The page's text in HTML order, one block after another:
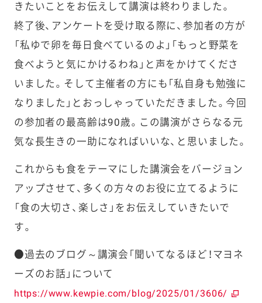
きたいことをお伝えして講演は終わりました。
終了後、アンケートを受け取る際に、参加者の方が
「私ゆで卵を毎日食べているのよ」「もっと野菜を
食べようと気にかけるわね」と声をかけてくださ
いました。そして主催者の方にも「私自身も勉強に
なりました」とおっしゃっていただきました。今回
の参加者の最高齢は90歳。この講演がさらなる元
気な長生きの一助になればいいな、と思いました。
これからも食をテーマにした講演会をバージョン
アップさせて、多くの方々のお役に立てるように
「食の大切さ、楽しさ」をお伝えしていきたいで
す。
●過去のブログ～講演会「聞いてなるほど！マヨネ
ーズのお話」について
https://www.kewpie.com/blog/2025/01/3606/